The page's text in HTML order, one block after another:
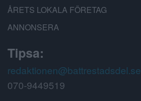
ÅRETS LOKALA FÖRETAG
ANNONSERA
Tipsa:
redaktionen@battrestadsdel.se
070-9449519